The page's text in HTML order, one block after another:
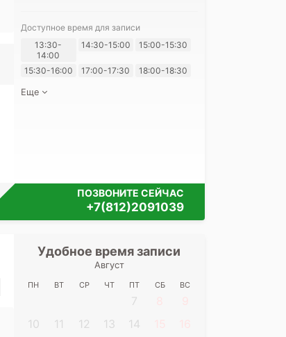
Доступное время для записи
13:30-
14:00
14:30-15:00 15:00-15:30
15:30-16:00 17:00-17:30 18:00-18:30
Еще
ПОЗВОНИТЕ СЕЙЧАС
+7(812)2091039
Удобное время записи
Август
ПН ВТ СР ЧТ ПТ СБ ВС
7
10
11 12 13 14